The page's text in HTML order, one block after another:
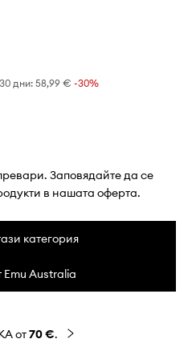
дни: 58,99 € -30%
Заповядайте да се
в нашата оферта.
категория
Emu Australia
от70 €.